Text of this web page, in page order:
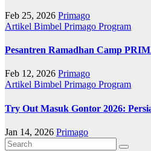
Feb 25, 2026 Primago
Artikel Bimbel Primago Program
Pesantren Ramadhan Camp
Feb 12, 2026 Primago
Artikel Bimbel Primago Program
Try Out Masuk Gontor 2026:
Jan 14, 2026 Primago